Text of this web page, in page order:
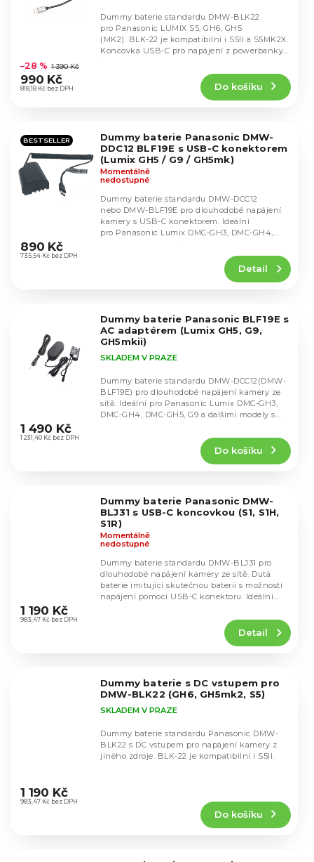
hodnocení
produktu
je
hvězdiček.
818,18 Kč bez DPH
–28 % 1 390 Kč
990 Kč
Do košíku
Dummy baterie standardu DMW-BLK22
pro Panasonic LUMIX S5, GH6, GH5
(MK2). BLK-22 je kompatibilní i S5II a S5MK2X.
Koncovka USB-C pro napájení z powerbanky,
BESTSELLER
Dummy baterie Panasonic DMW-
DDC12 BLF19E s USB-C konektorem
(Lumix GH5 / G9 / GH5mk)
hodnocení
produktu
Momentálně
nedostupné
735,54 Kč bez DPH
890 Kč
Detail
Dummy baterie standardu DMW-DCC12
nebo DMW-BLF19E pro dlouhodobé napájení
kamery s USB-C konektorem. Ideální
pro Panasonic Lumix DMC-GH3, DMC-GH4,
Dummy baterie Panasonic BLF19E s
AC adaptérem (Lumix GH5, G9,
GH5mkii)
hodnocení
produktu
SKLADEM V PRAZE
1 231,40 Kč bez DPH
1 490 Kč
Do košíku
Dummy baterie standardu DMW-DCC12(DMW-
BLF19E) pro dlouhodobé napájení kamery ze
sítě. Ideální pro Panasonic Lumix DMC-GH3,
DMC-GH4, DMC-GH5, G9 a dalšími modely s
Dummy baterie Panasonic DMW-
BLJ31 s USB-C koncovkou (S1, S1H,
S1R)
hodnocení
produktu
Momentálně
nedostupné
983,47 Kč bez DPH
1 190 Kč
Detail
Dummy baterie standardu DMW-BLJ31 pro
dlouhodobé napájení kamery ze sítě. Dutá
baterie imitující skutečnou baterii s možností
napájení pomocí USB-C konektoru. Ideální...
Dummy baterie s DC vstupem pro
DMW-BLK22 (GH6, GH5mk2, S5)
hodnocení
produktu
SKLADEM V PRAZE
983,47 Kč bez DPH
1 190 Kč
Do košíku
Dummy baterie standardu Panasonic DMW-
BLK22 s DC vstupem pro napájení kamery z
jiného zdroje. BLK-22 je kompatibilní i S5II.